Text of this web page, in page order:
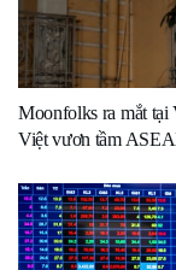
Moonfolks ra mắt tại
Việt vươn tầm